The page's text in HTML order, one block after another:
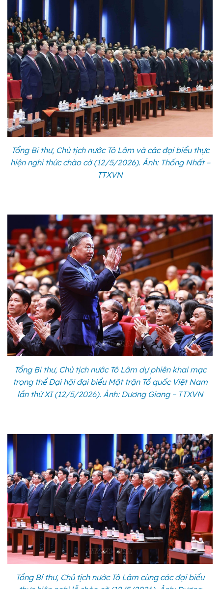
Tổng Bí thư, Chủ tịch nước Tô Lâm và các đại biểu thực
hiện nghi thức chào cờ (12/5/2026). Ảnh: Thống Nhất –
TTXVN
Tổng Bí thư, Chủ tịch nước Tô Lâm dự phiên khai mạc
trọng thể Đại hội đại biểu Mặt trận Tổ quốc Việt Nam
lần thứ XI (12/5/2026). Ảnh: Dương Giang – TTXVN
Tổng Bí thư, Chủ tịch nước Tô Lâm cùng các đại biểu